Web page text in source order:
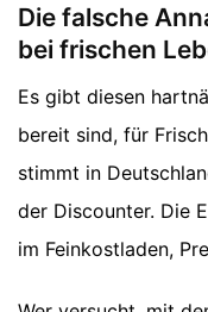
Die falsche
bei frischen
Es gibt diesen
bereit sind, für
stimmt in
der Discounter. Die
im Feinkostladen,